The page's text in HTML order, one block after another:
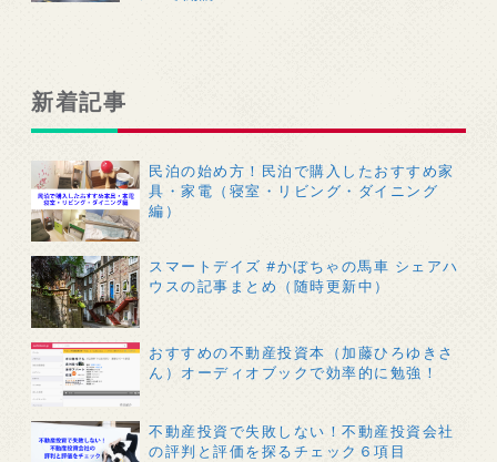
新着記事
民泊の始め方！民泊で購入したおすすめ家
具・家電（寝室・リビング・ダイニング
編）
スマートデイズ #かぼちゃの馬車 シェアハ
ウスの記事まとめ（随時更新中）
おすすめの不動産投資本（加藤ひろゆきさ
ん）オーディオブックで効率的に勉強！
不動産投資で失敗しない！不動産投資会社
の評判と評価を探るチェック６項目